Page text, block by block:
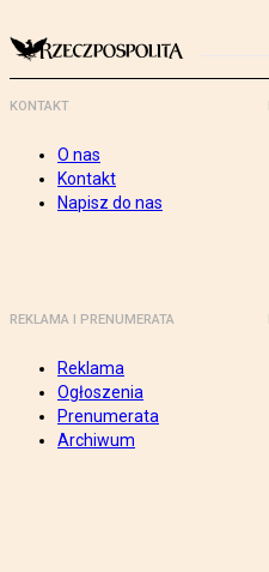
KONTAKT
O nas
Kontakt
Napisz do nas
REKLAMA I PRENUMERATA
Reklama
Ogłoszenia
Prenumerata
Archiwum